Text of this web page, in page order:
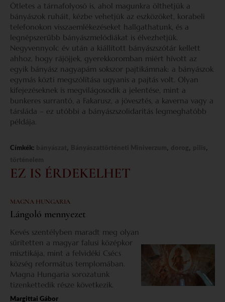
Ötletes a tárnafolyosó is, ahol magunkra ölthetjük a
bányászok ruháit, kézbe vehetjük az eszközöket, korabeli
telefonokon visszaemlékezéseket hallgathatunk, és a
legnépszerűbb bányászmelódiákat is élvezhetjük.
Negyvennyolc év után a kiállított bányászszótár kellett
ahhoz, hogy rájöjjek, gyerekkoromban miért hívott az
egyik bányász nagyapám sokszor pajtikámnak: a bányászok
egymás közti megszólítása ugyanis a pajtás volt. Olyan
kifejezéseknek is megvilágosodik a jelentése, mint a
bunkeres surrantó, a Fakarusz, a jövesztés, a kaverna vagy a
társláda – ez utóbbi a bányászszolidaritás legmeghatóbb
példája.
Címkék: , , , ,
EZ IS ÉRDEKELHET
MAGNA HUNGARIA
Lángoló mennyezet
Kevés szentélyben maradt meg olyan
sűrítetten a magyar falusi középkor
misztikája, mint a felvidéki Csécs
község református templomában.
Magna Hungaria sorozatunk
tizenkettedik része következik.
Margittai Gábor